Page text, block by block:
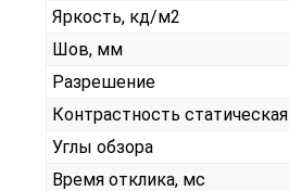
Яркость, кд/м2
Шов, мм
Разрешение
Контрастность статическая
Углы обзора
Время отклика, мс